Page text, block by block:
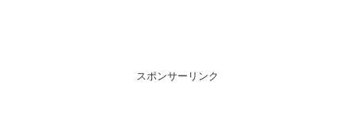
スポンサーリンク